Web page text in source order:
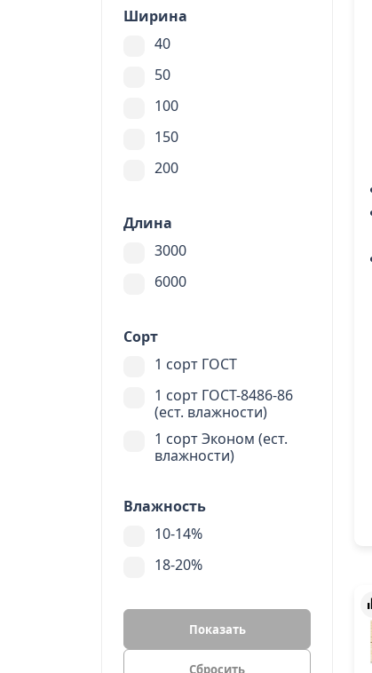
Ширина
40
50
100
150
200
Длина
3000
6000
Сорт
1 сорт ГОСТ
1 сорт ГОСТ-8486-86
(ест. влажности)
1 сорт Эконом (ест.
влажности)
Влажность
10-14%
18-20%
Показать